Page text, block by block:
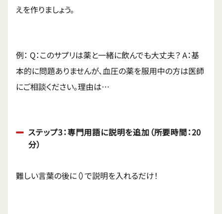
えを作りましょう。
例： Q：このサプリは薬と一緒に飲んでも大丈夫？ A：基
本的に問題ありませんが、血圧の薬を服用中の方は医師
にご相談ください。理由は…
ステップ3：専門用語に説明を追加（所要時間：20
分）
難しい言葉の後に（）で説明を入れるだけ！